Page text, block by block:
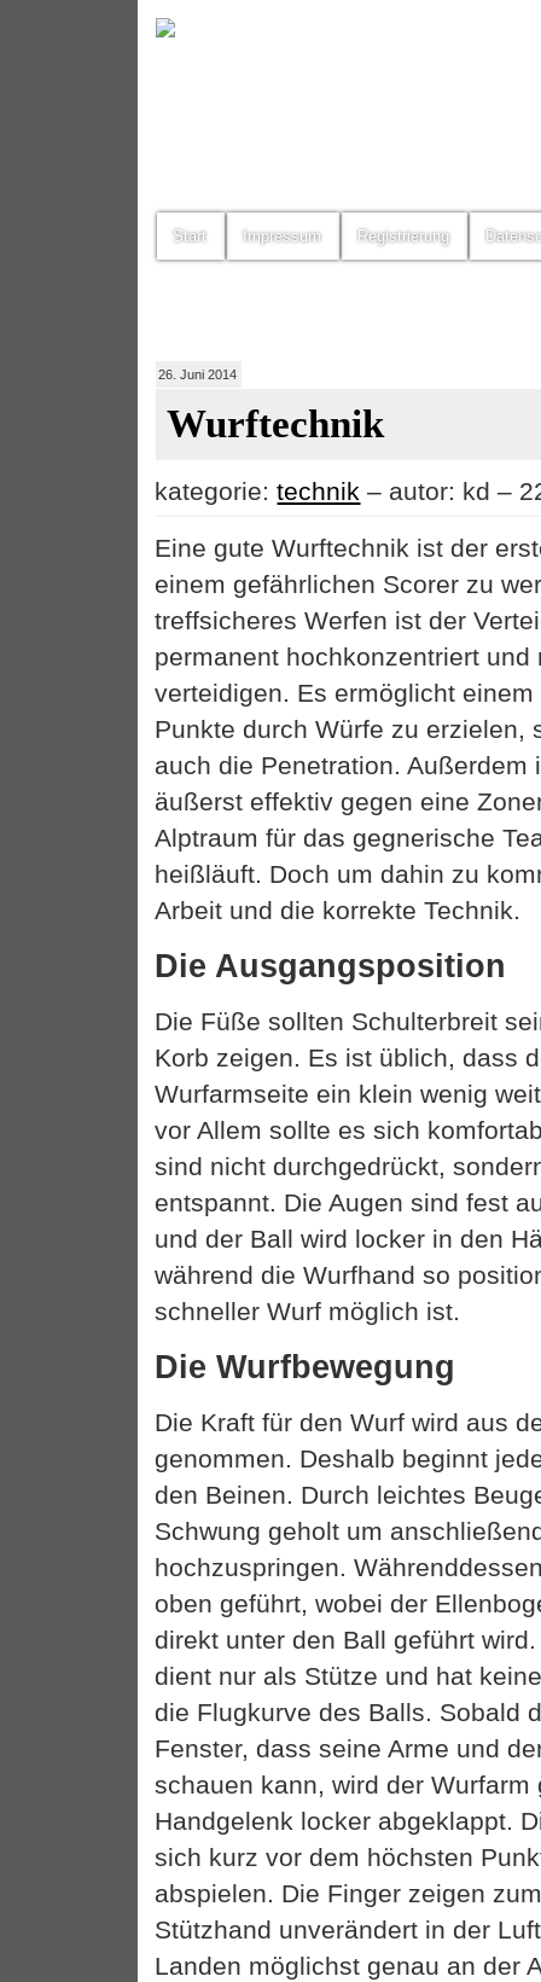
Start Impressum Registrierung
26. Juni 2014
Wurftechnik
kategorie:technik – autor: kd –
Eine gute Wurftechnik ist der
einem gefährlichen Scorer zu
treffsicheres Werfen ist der
permanent hochkonzentriert und
verteidigen. Es ermöglicht
Punkte durch Würfe zu erzielen,
auch die Penetration. Außerdem
äußerst effektiv gegen eine
Alptraum für das gegnerische
heißläuft. Doch um dahin zu
Arbeit und die korrekte Technik.
Die Ausgangsposition
Die Füße sollten Schulterbreit
Korb zeigen. Es ist üblich, dass
Wurfarmseite ein klein wenig
vor Allem sollte es sich
sind nicht durchgedrückt,
entspannt. Die Augen sind fest
und der Ball wird locker in den
während die Wurfhand so
schneller Wurf möglich ist.
Die Wurfbewegung
Die Kraft für den Wurf wird aus
genommen. Deshalb beginnt
den Beinen. Durch leichtes
Schwung geholt um
hochzuspringen.
oben geführt, wobei der
direkt unter den Ball geführt
dient nur als Stütze und hat
die Flugkurve des Balls. Sobald
Fenster, dass seine Arme und
schauen kann, wird der
Handgelenk locker abgeklappt.
sich kurz vor dem höchsten
abspielen. Die Finger zeigen
Stützhand unverändert in der
Landen möglichst genau an der